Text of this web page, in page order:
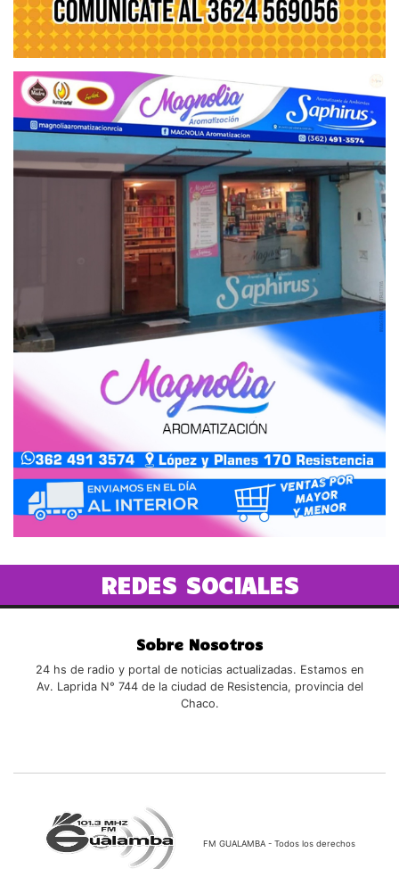
REDES SOCIALES
Sobre Nosotros
24 hs de radio y portal de noticias actualizadas. Estamos en
Av. Laprida N° 744 de la ciudad de Resistencia, provincia del
Chaco.
FM GUALAMBA - Todos los derechos